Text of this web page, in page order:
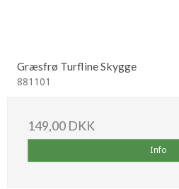
Græsfrø Turfline Skygge
881101
149,00 DKK
Info